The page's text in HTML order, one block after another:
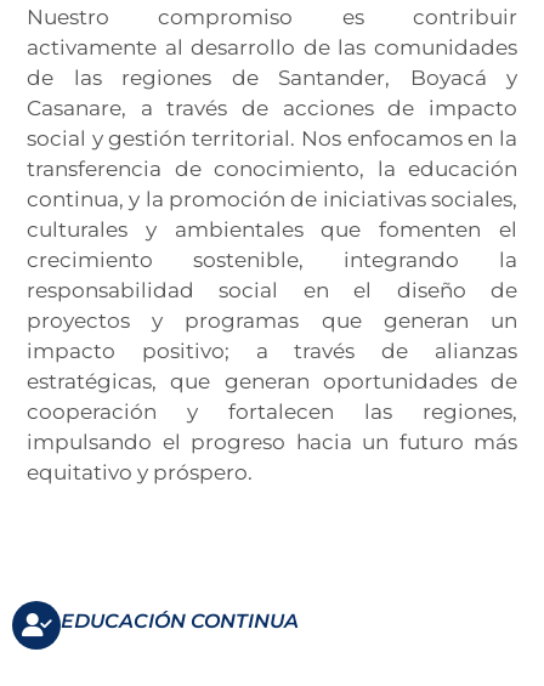
Nuestro compromiso es contribuir
activamente al desarrollo de las comunidades
de las regiones de Santander, Boyacá y
Casanare, a través de acciones de impacto
social y gestión territorial. Nos enfocamos en la
transferencia de conocimiento, la educación
continua, y la promoción de iniciativas sociales,
culturales y ambientales que fomenten el
crecimiento sostenible, integrando la
responsabilidad social en el diseño de
proyectos y programas que generan un
impacto positivo; a través de alianzas
estratégicas, que generan oportunidades de
cooperación y fortalecen las regiones,
impulsando el progreso hacia un futuro más
equitativo y próspero.
EDUCACIÓN CONTINUA